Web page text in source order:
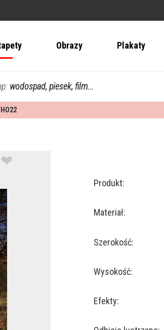
Obrazy Plakaty
wodospad, piesek, film...
❤
Produkt:
Materiał:
Szerokość:
Wysokość:
Efekty: